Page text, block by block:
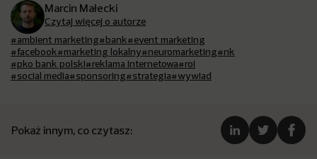
Marcin Małecki
Czytaj więcej o autorze
#ambient marketing#bank#event marketing
#facebook#marketing lokalny#neuromarketing#nk
#pko bank polski#reklama internetowa#roi
#social media#sponsoring#strategia#wywiad
Pokaż innym, co czytasz: